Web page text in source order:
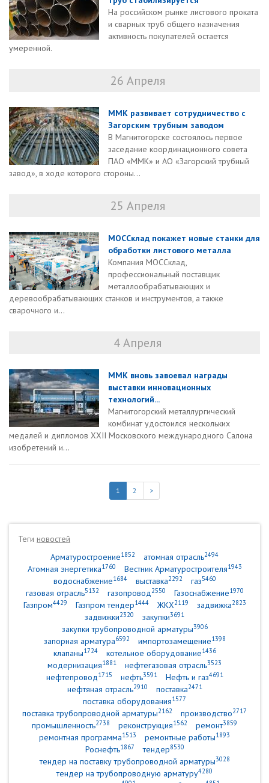
На российском рынке листового проката
и сварных труб общего назначения
активность покупателей остается
умеренной.
26 Апреля
ММК развивает сотрудничество с
Загорским трубным заводом
В Магнитогорске состоялось первое
заседание координационного совета
ПАО «ММК» и АО «Загорский трубный
завод», в ходе которого стороны...
25 Апреля
МОССклад покажет новые станки для
обработки листового металла
Компания МОССклад,
профессиональный поставщик
металлообрабатывающих и
деревообрабатывающих станков и инструментов, а также
сварочного и...
4 Апреля
ММК вновь завоевал награды
выставки инновационных
технологий...
Магнитогорский металлургический
комбинат удостоился нескольких
медалей и дипломов XXII Московского международного Салона
изобретений и...
1 2 >
Теги новостей
Арматуростроение1852 атомная отрасль2494
Атомная энергетика1760 Вестник Арматуростроителя1943
водоснабжение1684 выставка2292 газ5460
газовая отрасль5132 газопровод2550 Газоснабжение1970
Газпром4429 Газпром тендер1444 ЖКХ2119 задвижка2823
задвижки2320 закупки3691
закупки трубопроводной арматуры3906
запорная арматура6592 импортозамещение1398
клапаны1724 котельное оборудование1436
модернизация1881 нефтегазовая отрасль3523
нефтепровод1715 нефть3591 Нефть и газ4691
нефтяная отрасль2910 поставка2471
поставка оборудования1577
поставка трубопроводной арматуры2162 производство2717
промышленность2738 реконструкция1562 ремонт3859
ремонтная программа1513 ремонтные работы1893
Роснефть1867 тендер8530
тендер на поставку трубопроводной арматуры3028
тендер на трубопроводную арматуру4280